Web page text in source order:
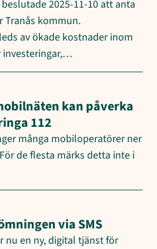
2025-11-10 att anta
Tranås kommun.
av ökade kostnader inom
investeringar,…
kan påverka
112
många mobiloperatörer ner
de flesta märks detta inte i
via SMS
nu en ny, digital tjänst för